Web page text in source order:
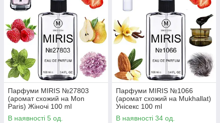
Парфуми MIRIS №27803
(аромат схожий на Mon
Paris) Жіночі 100 ml
В наявності 5 од.
Парфуми MIRIS №1066
(аромат схожий на Mukhallat)
Унісекс 100 ml
В наявності 34 од.